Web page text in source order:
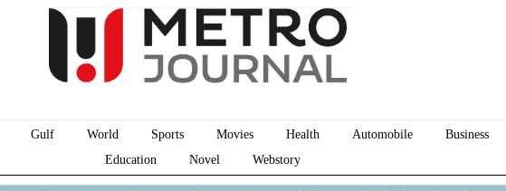
Gulf World Sports Movies Health Automobile Business
Education
Novel Webstory